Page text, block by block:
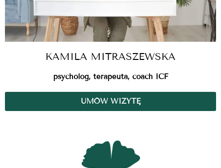
KAMILA MITRASZEWSKA
psycholog, terapeuta, coach ICF
UMÓW WIZYTĘ